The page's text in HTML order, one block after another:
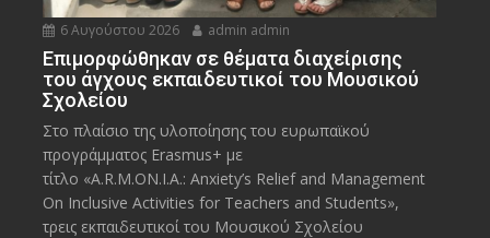
6 Αυγούστου 2026 admin admin
Eπιμορφώθηκαν σε θέματα διαχείρισης
του άγχους εκπαιδευτικοί του Μουσικού
Σχολείου
Στο πλαίσιο της υλοποίησης του ευρωπαϊκού
προγράμματος Erasmus+ με
τίτλο «A.R.M.ON.I.A.: Anxiety’s Relief and Management
On Inclusive Activities for Teachers and Students»,
τρεις εκπαιδευτικοί του Μουσικού Σχολείου